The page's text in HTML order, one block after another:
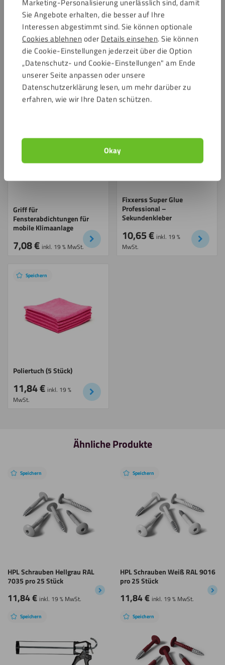
Sie Angebote erhalten, die besser auf Ihre
Interessen abgestimmt sind. Sie können optionale
Cookies ablehnen oder Details einsehen. Sie können
die Cookie-Einstellungen jederzeit über die Option
„Datenschutz- und Cookie-Einstellungen" am Ende
unserer Seite anpassen oder unsere
Datenschutzerklärung lesen, um mehr darüber zu
erfahren, wie wir Ihre Daten schützen.
Okay
Beide Klettbänder sind selbstklebend
Erforderliches
Ergänzen Sie Ihre Bestellung mit der Acrylglas –
Fensterabdichtung für eine mobile Klimaanlage.
Speichern
Griff für
Fensterabdichtungen für
mobile Klimaanlage
7,08€ inkl. 19 % MwSt.
Speichern
Fixxerss Super Glue
Professional –
Sekundenkleber
10,65€ inkl. 19 %
MwSt.
Speichern
Poliertuch (5 Stück)
11,84€ inkl. 19 %
MwSt.
Ähnliche Produkte
Speichern
HPL Schrauben Hellgrau RAL
7035 pro 25 Stück
11,84€ inkl. 19 % MwSt.
Speichern
HPL Schrauben Weiß RAL 9016
pro 25 Stück
11,84€ inkl. 19 % MwSt.
Speichern Speichern